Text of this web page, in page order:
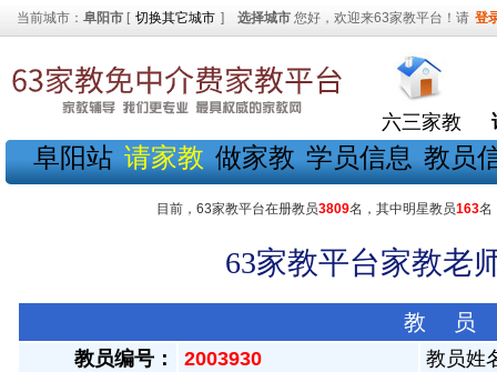
当前城市： 阜阳市 [ 切换其它城市 ] 选择城市 您好，欢迎来63家教平台！请 登
六三家教
阜阳站 请家教 做家教 学员信息 教员
目前，63家教平台在册教员3809名，其中明星教员163名
63家教平台家教老
教 员
教员编号： 2003930 教员姓